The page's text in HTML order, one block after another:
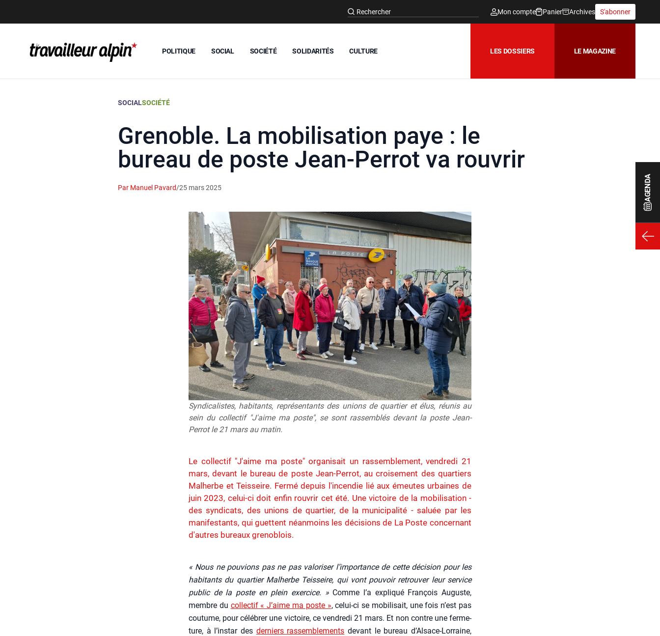
AGENDA
Mon compte Panier Archives S'abonner
POLITIQUE SOCIAL SOCIÉTÉ SOLIDARITÉS CULTURE LES DOSSIERS LE MAGAZINE
SOCIALSOCIÉTÉ
Grenoble. La mobilisation paye : le
bureau de poste Jean-Perrot va rouvrir
Par Manuel Pavard/25 mars 2025
Syndicalistes, habitants, représentants des unions de quartier et élus, réunis au
sein du collectif "J'aime ma poste", se sont rassemblés devant la poste Jean-
Perrot le 21 mars au matin.
Le collectif "J'aime ma poste" organisait un rassemblement, vendredi 21
mars, devant le bureau de poste Jean-Perrot, au croisement des quartiers
Malherbe et Teisseire. Fermé depuis l'incendie lié aux émeutes urbaines de
juin 2023, celui-ci doit enfin rouvrir cet été. Une victoire de la mobilisation -
des syndicats, des unions de quartier, de la municipalité - saluée par les
manifestants, qui guettent néanmoins les décisions de La Poste concernant
d'autres bureaux grenoblois.
« Nous ne pou­vions pas ne pas valo­ri­ser l’im­por­tance de cette déci­sion pour les
habi­tants du quar­tier Mal­herbe Teis­seire, qui vont pou­voir retrou­ver leur ser­vice
public de la poste en plein exer­cice. »Comme l’a expli­qué Fran­çois Auguste,
membre du col­lec­tif « J’aime ma poste », celui-ci se mobi­li­sait, une fois n’est pas
cou­tume, pour célé­brer une vic­toire, ce ven­dre­di 21 mars. Et non contre une fer­me­
ture, à l’ins­tar des der­niers ras­sem­ble­ments devant le bureau d’Al­sace-Lor­raine,